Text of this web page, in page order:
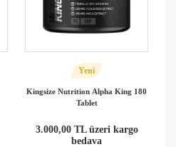
Yeni
Kingsize Nutrition Alpha King 180
Tablet
3.000,00 TL üzeri kargo
bedava